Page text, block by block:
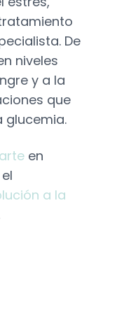
De
niveles
y a la
que
glucemia.
en
a la